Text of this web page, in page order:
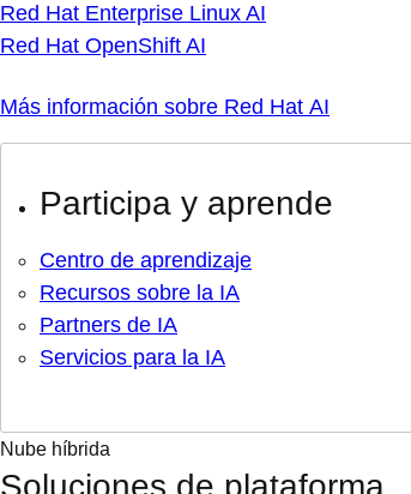
Red Hat Enterprise Linux AI
Red Hat OpenShift AI
Más información sobre Red Hat AI
Participa y aprende
Centro de aprendizaje
Recursos sobre la IA
Partners de IA
Servicios para la IA
Nube híbrida
Soluciones de plataforma